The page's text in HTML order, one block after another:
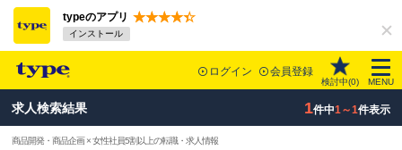
typeのアプリ
インストール
ログイン 会員登録
検討中(0) MENU
求人検索結果 1件中1～1件表示
商品開発・商品企画 × 女性社員5割以上の転職・求人情報